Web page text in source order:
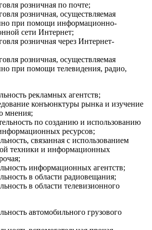
розничная по почте;
розничная, осуществляемая
при помощи информационно-
сети Интернет;
розничная через Интернет-
розничная, осуществляемая
при помощи телевидения, радио,
рекламных агентств;
конъюнктуры рынка и изучение
мнения;
по созданию и использованию
ресурсов;
связанная с использованием
техники и информационных
информационных агентств;
в области радиовещания;
в области телевизионного
автомобильного грузового